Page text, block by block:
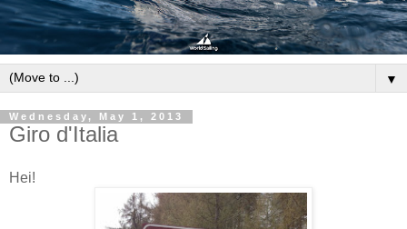
▼
Wednesday, May 1, 2013
Giro d'Italia
Hei!